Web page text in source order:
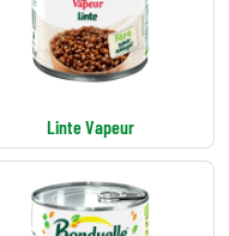
Linte Vapeur